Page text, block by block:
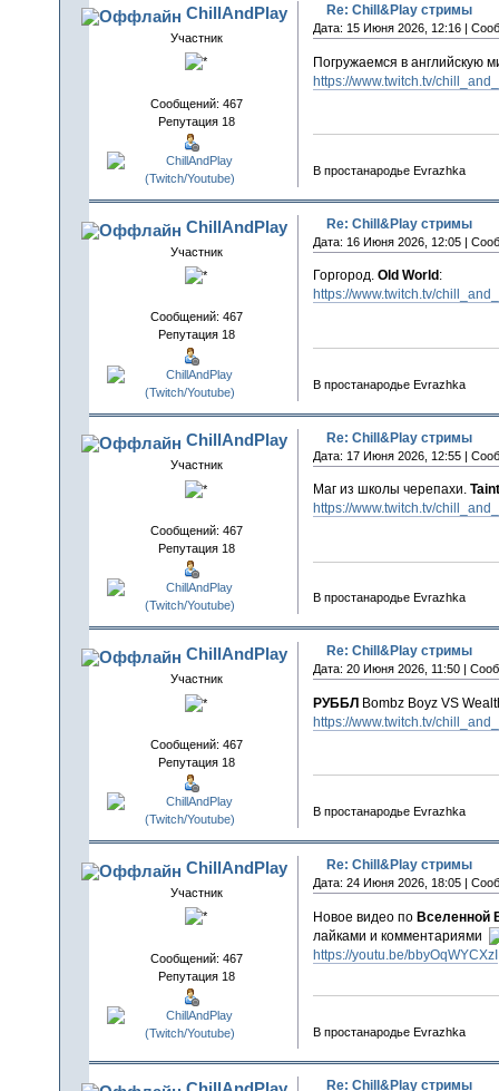
ChillAndPlay
Участник
Сообщений: 467
Репутация 18
Re: Chill&Play стримы
Дата: 15 Июня 2026, 12:16 |
Погружаемся в английскую
https://www.twitch.tv/
В простанародье Evrazhka
ChillAndPlay
Участник
Сообщений: 467
Репутация 18
Re: Chill&Play стримы
Дата: 16 Июня 2026, 12:05 |
Горгород. Old World :
https://www.twitch.tv/
В простанародье Evrazhka
ChillAndPlay
Участник
Сообщений: 467
Репутация 18
Re: Chill&Play стримы
Дата: 17 Июня 2026, 12:55 |
Маг из школы черепахи.
https://www.twitch.tv/
В простанародье Evrazhka
ChillAndPlay
Участник
Сообщений: 467
Репутация 18
Re: Chill&Play стримы
Дата: 20 Июня 2026, 11:50 |
РУББЛ Bombz Boyz VS
https://www.twitch.tv/
В простанародье Evrazhka
ChillAndPlay
Участник
Сообщений: 467
Репутация 18
Re: Chill&Play стримы
Дата: 24 Июня 2026, 18:05 |
Новое видео по Вселенной
лайками и комментариями
https://youtu.be/bbyOqWYCXzI
В простанародье Evrazhka
Re: Chill&Play стримы